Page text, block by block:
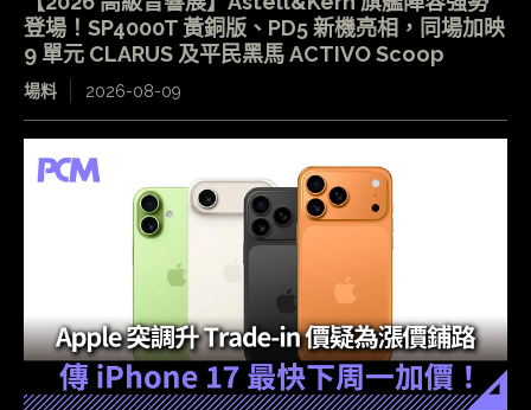
登場！SP4000T 黃銅版、PD5 新機亮相，同場加映
9 單元 CLARUS 及平民黑馬 ACTIVO Scoop
場料 2026-08-09